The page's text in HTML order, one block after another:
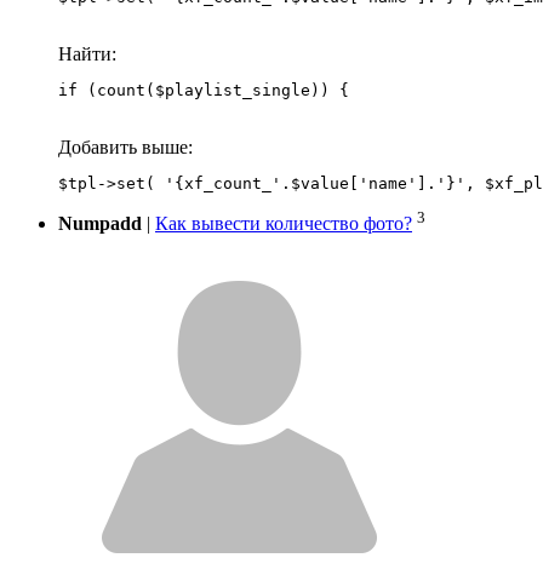
Найти:
if (count($playlist_single)) {
Добавить выше:
Numpadd Как вывести количество фото? 3